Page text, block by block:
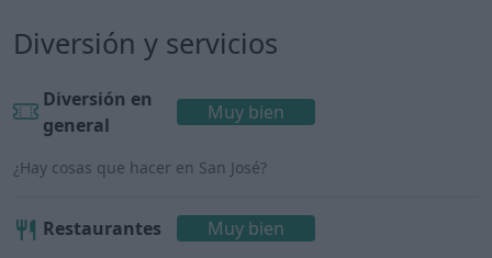
Diversión y servicios
Diversión en
general
Muy bien
¿Hay cosas que hacer en San José?
Restaurantes Muy bien